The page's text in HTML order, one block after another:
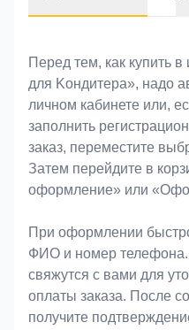
Оформление заказа
Перед тем, как купить
для Koндитeрa», надо
личном кабинете или,
заполнить
заказ, переместите
Затем перейдите в
оформление» или
При оформлении
ФИО и номер
свяжутся с вами для
оплаты заказа. После
получите